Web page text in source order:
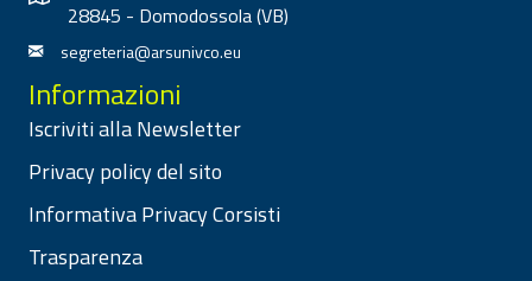
28845 - Domodossola (VB)
segreteria@arsunivco.eu
Informazioni
Iscriviti alla Newsletter
Privacy policy del sito
Informativa Privacy Corsisti
Trasparenza